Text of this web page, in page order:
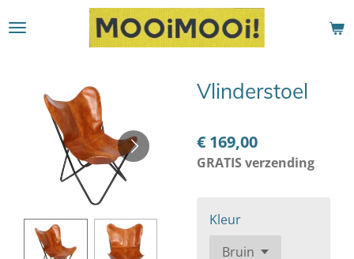
direct
hoofdinhoud
Vlinderstoel
€ 169,00
GRATIS verzending
Kleur